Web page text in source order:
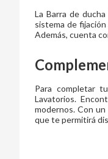
La Barra de
sistema de
Además, cuenta
Para completar
Lavatorios.
modernos. Con
que te permitirá